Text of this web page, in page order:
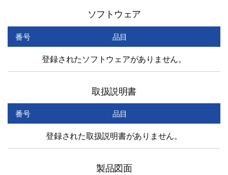
ソフトウェア
番号 品目
登録されたソフトウェアがありません。
取扱説明書
番号 品目
登録された取扱説明書がありません。
製品図面